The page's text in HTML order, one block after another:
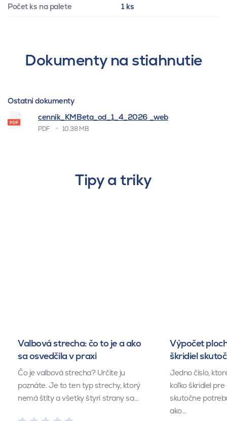
Počet ks na palete 1 ks
Dokumenty na stiahnutie
Ostatní dokumenty
cenník_KMBeta_od_1_4_2026 _web
PDF 10.38 MB
Tipy a triky
Valbová strecha: čo to je a ako
sa osvedčila v praxi
Čo je valbová strecha? Určite ju
poznáte. Je to ten typ strechy, ktorý
nemá štíty a všetky štyri strany sa…
Výpočet
škridiel
Jedno číslo,
koľko škridiel
skutočne
ako…